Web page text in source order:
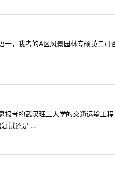
，我考的A区风景园林专硕英二可
考的武汉理工大学的交通运输工
试还是 ...